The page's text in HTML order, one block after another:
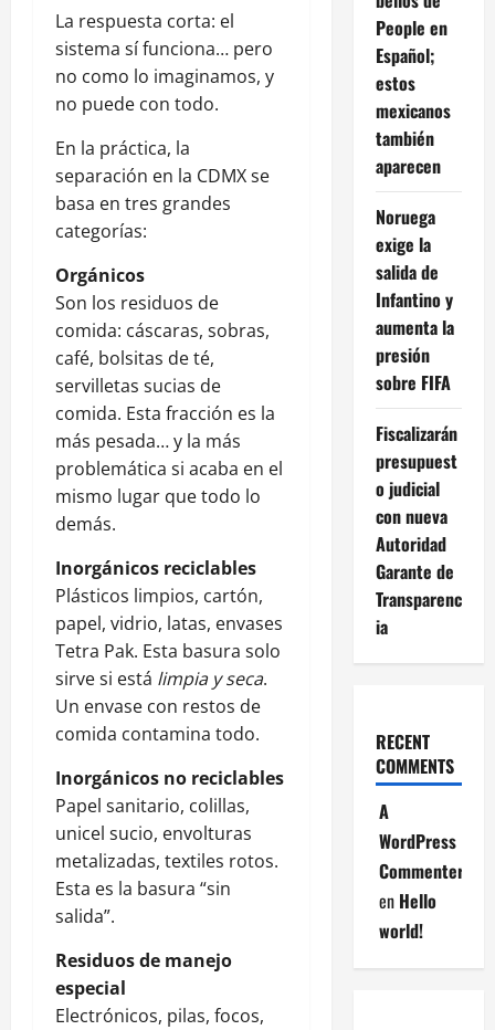
La respuesta corta: el
sistema sí funciona… pero
no como lo imaginamos, y
no puede con todo.
En la práctica, la
separación en la CDMX se
basa en tres grandes
categorías:
Orgánicos
Son los residuos de
comida: cáscaras, sobras,
café, bolsitas de té,
servilletas sucias de
comida. Esta fracción es la
más pesada… y la más
problemática si acaba en el
mismo lugar que todo lo
demás.
Inorgánicos reciclables
Plásticos limpios, cartón,
papel, vidrio, latas, envases
Tetra Pak. Esta basura solo
sirve si está limpia y seca.
Un envase con restos de
comida contamina todo.
Inorgánicos no reciclables
Papel sanitario, colillas,
unicel sucio, envolturas
metalizadas, textiles rotos.
Esta es la basura “sin
salida”.
Residuos de manejo
especial
Electrónicos, pilas, focos,
People en
Español;
estos
mexicanos
también
aparecen
Noruega
exige la
salida de
Infantino y
aumenta la
presión
sobre FIFA
Fiscalizarán
presupuest
o judicial
con nueva
Autoridad
Garante de
Transparenc
ia
RECENT
COMMENTS
A
WordPress
Commenter
en Hello
world!